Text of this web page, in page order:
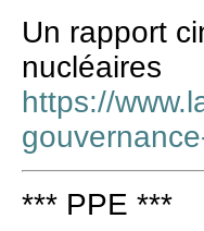
Un rapport
nucléaires
https://
*** PPE ***